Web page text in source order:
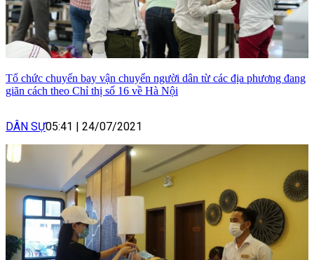
Tổ chức chuyến bay vận chuyển người dân từ các địa phương đang
giãn cách theo Chỉ thị số 16 về Hà Nội
DÂN SỰ05:41 | 24/07/2021